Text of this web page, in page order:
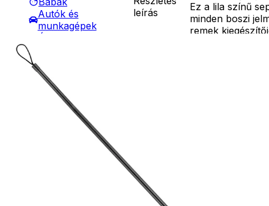
Autók és
munkagépek
- Kreatív játékok
- Rajzolók
- Nyomdák
- Gyurmák
Társasjátékok
Asztali játékok
- Homokozójátékok
leírás
Ez a lila színű
minden boszi
remek
ingyenesen